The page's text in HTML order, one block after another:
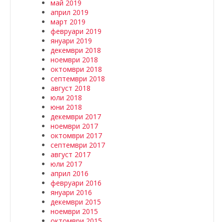
май 2019
април 2019
март 2019
февруари 2019
януари 2019
декември 2018
ноември 2018
октомври 2018
септември 2018
август 2018
юли 2018
юни 2018
декември 2017
ноември 2017
октомври 2017
септември 2017
август 2017
юли 2017
април 2016
февруари 2016
януари 2016
декември 2015
ноември 2015